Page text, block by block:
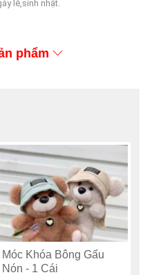
lễ,sinh nhật.
phẩm
Móc Khóa Bông Gấu
Nón - 1 Cái